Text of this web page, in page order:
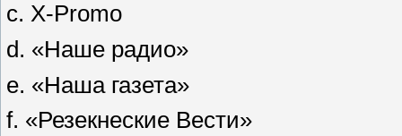
c. X-Promo
d. «Наше радио»
e. «Наша газета»
f. «Резекнеские Вести»